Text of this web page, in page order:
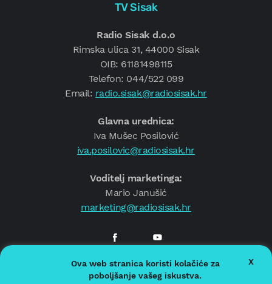
TV Sisak
Radio Sisak d.o.o
Rimska ulica 31, 44000 Sisak
OIB: 61181498115
Telefon: 044/522 099
Email: radio.sisak@radiosisak.hr
Glavna urednica:
Iva Mušec Posilović
iva.posilovic@radiosisak.hr
Voditelj marketinga:
Mario Janušić
marketing@radiosisak.hr
© 2026.Radio Sisak
Ova web stranica koristi kolačiće za
poboljšanje vašeg iskustva.
X